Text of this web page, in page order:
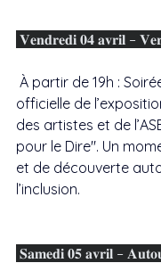
𝐕𝐞𝐧𝐝𝐫𝐞𝐝𝐢 𝟎𝟒 𝐚𝐯𝐫𝐢𝐥 –
officielle de
des artistes et de
pour le Dire". Un
et de découverte
l’inclusion.
𝐒𝐚𝐦𝐞𝐝𝐢 𝟎𝟓 𝐚𝐯𝐫𝐢𝐥 –